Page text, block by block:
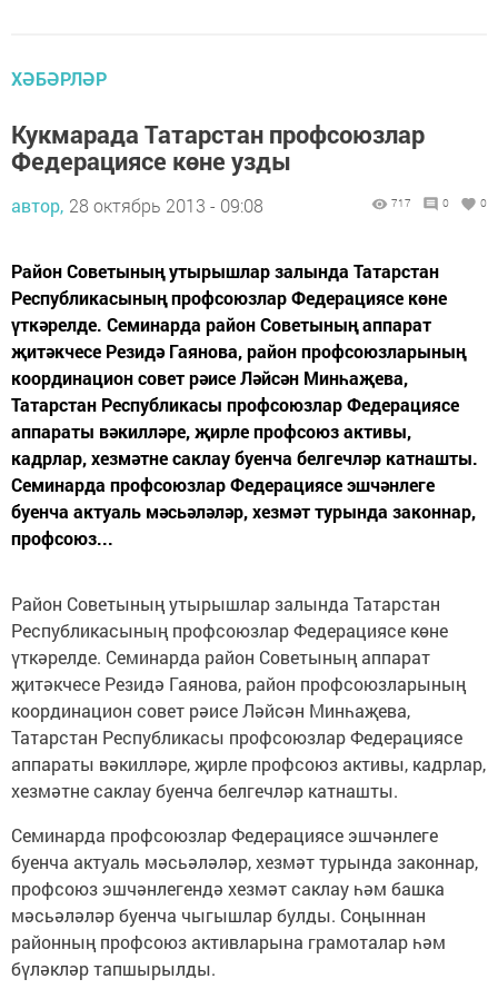
ХӘБӘРЛӘР
Кукмарада Татарстан профсоюзлар
Федерациясе көне узды
автор, 28 октябрь 2013 - 09:08 717 0 0
Район Советының утырышлар залында Татарстан
Республикасының профсоюзлар Федерациясе көне
үткәрелде. Семинарда район Советының аппарат
җитәкчесе Резидә Гаянова, район профсоюзларының
координацион совет рәисе Ләйсән Минһаҗева,
Татарстан Республикасы профсоюзлар Федерациясе
аппараты вәкилләре, җирле профсоюз активы,
кадрлар, хезмәтне саклау буенча белгечләр катнашты.
Семинарда профсоюзлар Федерациясе эшчәнлеге
буенча актуаль мәсьәләләр, хезмәт турында законнар,
профсоюз...
Район Советының утырышлар залында Татарстан
Республикасының профсоюзлар Федерациясе көне
үткәрелде. Семинарда район Советының аппарат
җитәкчесе Резидә Гаянова, район профсоюзларының
координацион совет рәисе Ләйсән Минһаҗева,
Татарстан Республикасы профсоюзлар Федерациясе
аппараты вәкилләре, җирле профсоюз активы, кадрлар,
хезмәтне саклау буенча белгечләр катнашты.
Семинарда профсоюзлар Федерациясе эшчәнлеге
буенча актуаль мәсьәләләр, хезмәт турында законнар,
профсоюз эшчәнлегендә хезмәт саклау һәм башка
мәсьәләләр буенча чыгышлар булды. Соңыннан
районның профсоюз активларына грамоталар һәм
бүләкләр тапшырылды.